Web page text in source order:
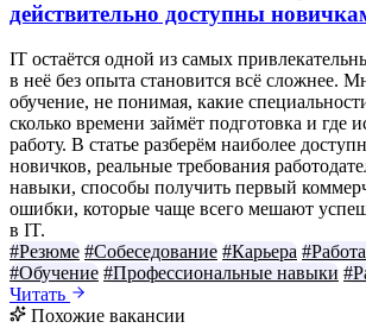
действительно доступны
IT остаётся одной из самых
в неё без опыта становится всё сложнее.
обучение, не понимая, какие
сколько времени займёт подготовка и где
работу. В статье разберём наиболее
новичков, реальные требования
навыки, способы получить первый
ошибки, которые чаще всего мешают
в IT.
#Резюме #Собеседование #Карьера
#Обучение #Профессиональные навыки
Читать
Похожие вакансии